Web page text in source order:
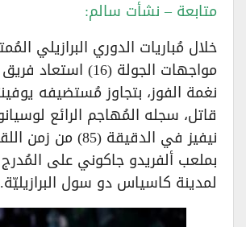
متابعة – نشأت سالم:
خلال مُباريات الدوري البرازيلي
مواجهات الجولة (16)
نغمة الفوز، بتجاوز مُستضيفه
قاتل، سجله المُهاجم الرائع
نيفيز في الدقيقة (85)
بملعب ألفريدو جاكوني على المُدرج
لمدينة كاسياس دو سول البرازيليّة.